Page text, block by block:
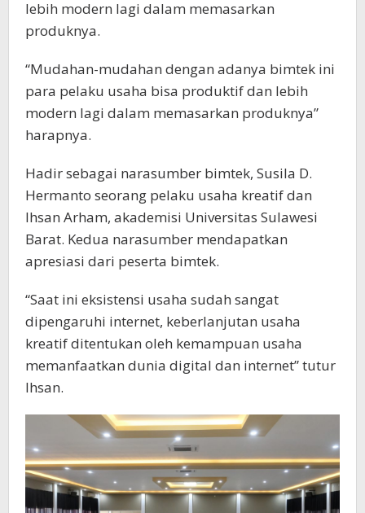
lebih modern lagi dalam memasarkan
produknya.
“Mudahan-mudahan dengan adanya bimtek ini
para pelaku usaha bisa produktif dan lebih
modern lagi dalam memasarkan produknya”
harapnya.
Hadir sebagai narasumber bimtek, Susila D.
Hermanto seorang pelaku usaha kreatif dan
Ihsan Arham, akademisi Universitas Sulawesi
Barat. Kedua narasumber mendapatkan
apresiasi dari peserta bimtek.
“Saat ini eksistensi usaha sudah sangat
dipengaruhi internet, keberlanjutan usaha
kreatif ditentukan oleh kemampuan usaha
memanfaatkan dunia digital dan internet” tutur
Ihsan.